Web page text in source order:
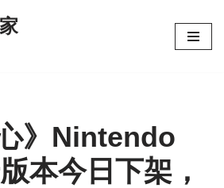
》Nintendo
本今日下架，